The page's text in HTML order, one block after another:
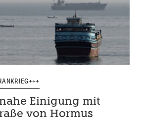
Einigung mit
von Hormus